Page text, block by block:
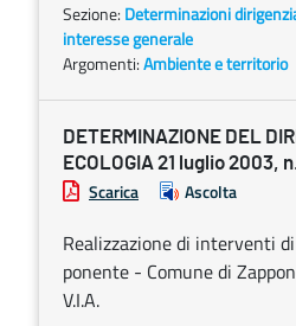
Sezione: Determinazioni
interesse generale
Argomenti:Ambiente e territorio
DETERMINAZIONE DEL
ECOLOGIA 21 luglio 2003,
Scarica Ascolta
Realizzazione di interventi
ponente - Comune di
V.I.A.